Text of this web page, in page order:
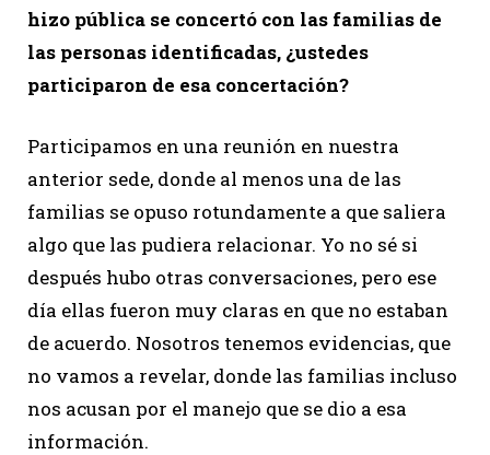
hizo pública se concertó con las familias de
las personas identificadas, ¿ustedes
participaron de esa concertación?
Participamos en una reunión en nuestra
anterior sede, donde al menos una de las
familias se opuso rotundamente a que saliera
algo que las pudiera relacionar. Yo no sé si
después hubo otras conversaciones, pero ese
día ellas fueron muy claras en que no estaban
de acuerdo. Nosotros tenemos evidencias, que
no vamos a revelar, donde las familias incluso
nos acusan por el manejo que se dio a esa
información.